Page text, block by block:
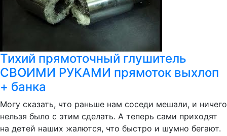
Тихий прямоточный глушитель
СВОИМИ РУКАМИ прямоток выхлоп
+ банка
Могу сказать, что раньше нам соседи мешали, и ничего
нельзя было с этим сделать. А теперь сами приходят
на детей наших жалются, что быстро и шумно бегают.